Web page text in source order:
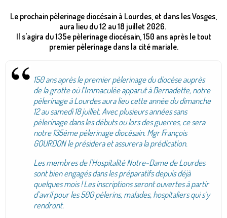
Le prochain pèlerinage diocésain à Lourdes, et dans les Vosges,
aura lieu du 12 au 18 juillet 2026.
Il s'agira du 135e pèlerinage diocésain, 150 ans après le tout
premier pèlerinage dans la cité mariale.
150 ans après le premier pèlerinage du diocèse auprès
de la grotte où l’Immaculée apparut à Bernadette, notre
pèlerinage à Lourdes aura lieu cette année du dimanche
12 au samedi 18 juillet. Avec plusieurs années sans
pèlerinage dans les débuts ou lors des guerres, ce sera
notre 135ème pèlerinage diocésain. Mgr François
GOURDON le présidera et assurera la prédication.
Les membres de l’Hospitalité Notre-Dame de Lourdes
sont bien engagés dans les préparatifs depuis déjà
quelques mois ! Les inscriptions seront ouvertes à partir
d’avril pour les 500 pèlerins, malades, hospitaliers qui s’y
rendront.